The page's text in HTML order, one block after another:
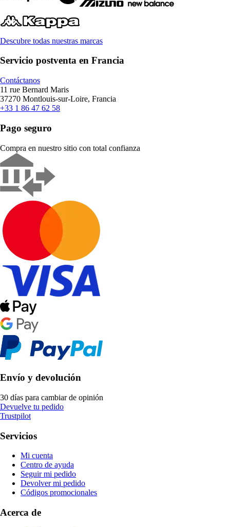
Descubre todas nuestras marcas
Servicio postventa en Francia
Contáctanos
11 rue Bernard Maris
37270 Montlouis-sur-Loire, Francia
+33 1 86 47 62 58
Pago seguro
Compra en nuestro sitio con total confianza
Envío y devolución
30 días para cambiar de opinión
Devuelve tu pedido
Trustpilot
Servicios
Mi cuenta
Centro de ayuda
Seguir mi pedido
Devolver mi pedido
Códigos promocionales
Acerca de